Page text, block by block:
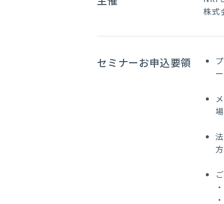
株式
セミナーお申込要領